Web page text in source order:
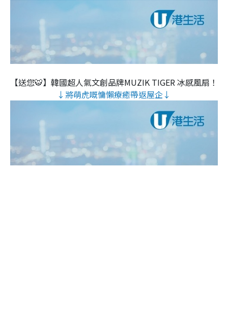
【送您🐯】韓國超人氣文創品牌MUZIK TIGER 冰感風扇！
↓將萌虎嘅慵懶療癒帶返屋企↓